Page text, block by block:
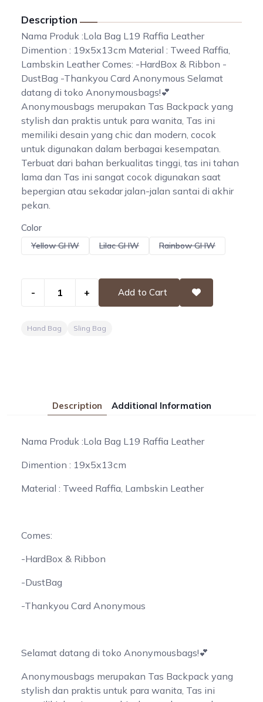
Description
Nama Produk :Lola Bag L19 Raffia Leather
Dimention : 19x5x13cm Material : Tweed Raffia,
Lambskin Leather Comes: -HardBox & Ribbon -
DustBag -Thankyou Card Anonymous Selamat
datang di toko Anonymousbags!💕
Anonymousbags merupakan Tas Backpack yang
stylish dan praktis untuk para wanita, Tas ini
memiliki desain yang chic dan modern, cocok
untuk digunakan dalam berbagai kesempatan.
Terbuat dari bahan berkualitas tinggi, tas ini tahan
lama dan Tas ini sangat cocok digunakan saat
bepergian atau sekadar jalan-jalan santai di akhir
pekan.
Color
Yellow GHW Lilac GHW Rainbow GHW
- + Add to Cart
Hand Bag Sling Bag
Description Additional Information
Nama Produk :Lola Bag L19 Raffia Leather
Dimention : 19x5x13cm
Material : Tweed Raffia, Lambskin Leather
Comes:
-HardBox & Ribbon
-DustBag
-Thankyou Card Anonymous
Selamat datang di toko Anonymousbags!💕
Anonymousbags merupakan Tas Backpack yang
stylish dan praktis untuk para wanita, Tas ini